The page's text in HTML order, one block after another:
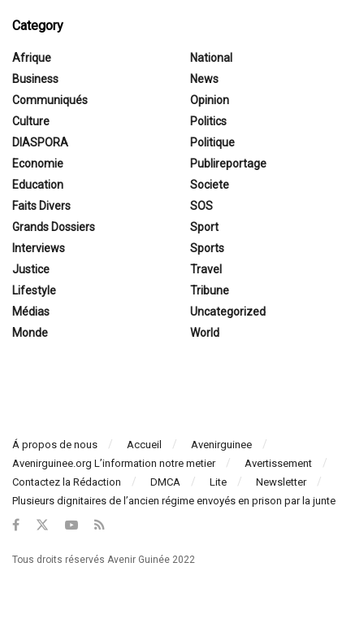
Category
Afrique
Business
Communiqués
Culture
DIASPORA
Economie
Education
Faits Divers
Grands Dossiers
Interviews
Justice
Lifestyle
Médias
Monde
National
News
Opinion
Politics
Politique
Publireportage
Societe
SOS
Sport
Sports
Travel
Tribune
Uncategorized
World
Á propos de nous Accueil
Avenirguinee
Avenirguinee.org L’information notre metier
Avertissement
Contactez la Rédaction
DMCA Lite
Newsletter
Plusieurs dignitaires de l’ancien régime envoyés en prison par la junte
Tous droits réservés Avenir Guinée 2022